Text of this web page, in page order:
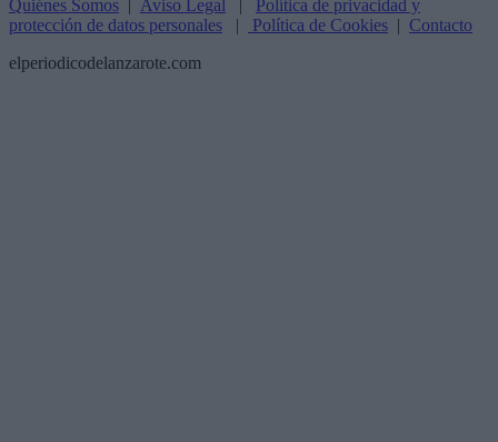
Quiénes Somos | Aviso Legal | Política de privacidad y
protección de datos personales | Política de Cookies | Contacto
elperiodicodelanzarote.com